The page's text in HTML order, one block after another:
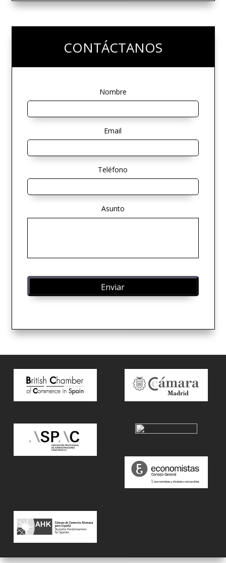
CONTÁCTANOS
Nombre
Email
Teléfono
Asunto